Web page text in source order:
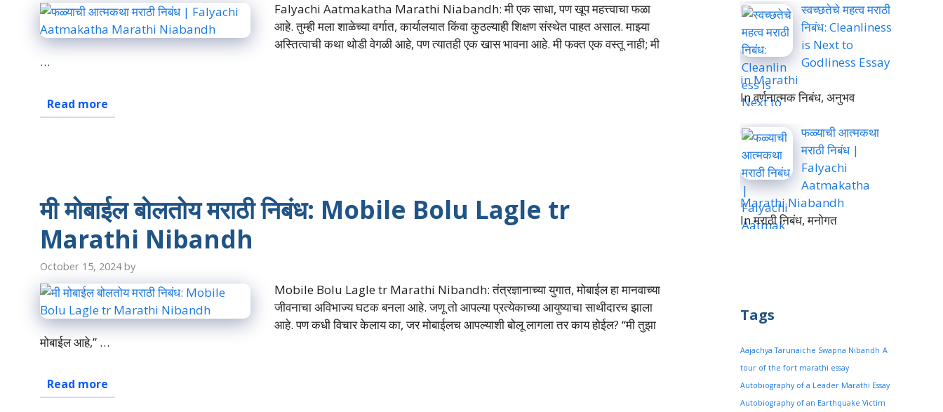
Falyachi Aatmakatha Marathi Niabandh: मी एक साधा, पण खूप महत्त्वाचा फळा
आहे. तुम्ही मला शाळेच्या वर्गात, कार्यालयात किंवा कुठल्याही शिक्षण संस्थेत पाहत असाल. माझ्या
अस्तित्वाची कथा थोडी वेगळी आहे, पण त्यातही एक खास भावना आहे. मी फक्त एक वस्तू नाही; मी
…
Read more
मी मोबाईल बोलतोय मराठी निबंध: Mobile Bolu Lagle tr
Marathi Nibandh
October 15, 2024 by
Mobile Bolu Lagle tr Marathi Nibandh: तंत्रज्ञानाच्या युगात, मोबाईल हा मानवाच्या
जीवनाचा अविभाज्य घटक बनला आहे. जणू तो आपल्या प्रत्येकाच्या आयुष्याचा साथीदारच झाला
आहे. पण कधी विचार केलाय का, जर मोबाईलच आपल्याशी बोलू लागला तर काय होईल? “मी तुझा
मोबाईल आहे,” …
Read more
स्वच्छतेचे महत्व मराठी
निबंध: Cleanliness
is Next to
Godliness Essay
in Marathi
In वर्णनात्मक निबंध, अनुभव
फळ्याची आत्मकथा
मराठी निबंध |
Falyachi
Aatmakatha
Marathi Niabandh
In मराठी निबंध, मनोगत
Tags
Aajachya Tarunaiche Swapna Nibandh A
tour of the fort marathi essay
Autobiography of a Leader Marathi Essay
Autobiography of an Earthquake Victim